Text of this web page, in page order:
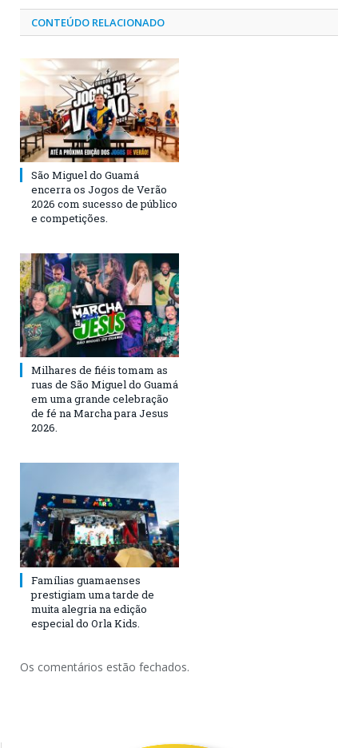
CONTEÚDO RELACIONADO
São Miguel do Guamá
encerra os Jogos de Verão
2026 com sucesso de público
e competições.
Milhares de fiéis tomam as
ruas de São Miguel do Guamá
em uma grande celebração
de fé na Marcha para Jesus
2026.
Famílias guamaenses
prestigiam uma tarde de
muita alegria na edição
especial do Orla Kids.
Os comentários estão fechados.